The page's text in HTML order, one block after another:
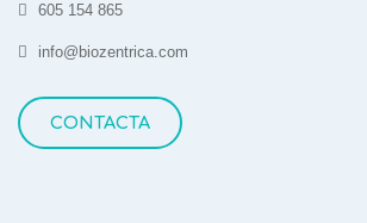
605 154 865
info@biozentrica.com
CONTACTA